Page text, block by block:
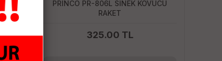
PRINCO PR-806L SİNEK KOVUCU
RAKET
325.00 TL